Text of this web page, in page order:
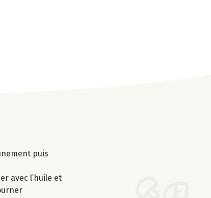
puis
avec l’huile et